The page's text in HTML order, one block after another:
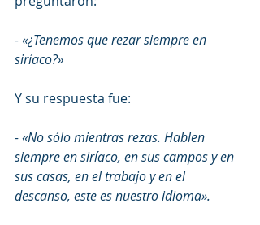
- «¿Tenemos que rezar siempre en
siríaco?»
Y su respuesta fue:
- «No sólo mientras rezas. Hablen
siempre en siríaco, en sus campos y en
sus casas, en el trabajo y en el
descanso, este es nuestro idioma».